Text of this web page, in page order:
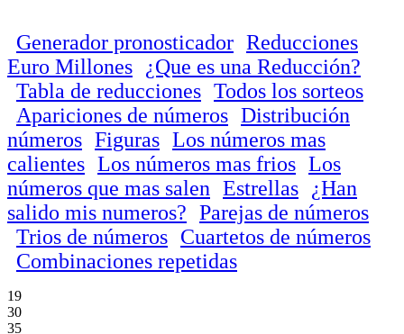
Generador pronosticador Reducciones
Euro Millones
¿Que es una Reducción?
Tabla de reducciones Todos los sorteos
Apariciones de números Distribución
números Figuras Los números mas
calientes Los números mas frios Los
números que mas salen Estrellas
¿Han
salido mis numeros? Parejas de números
Trios de números Cuartetos de números
Combinaciones repetidas
19
30
35